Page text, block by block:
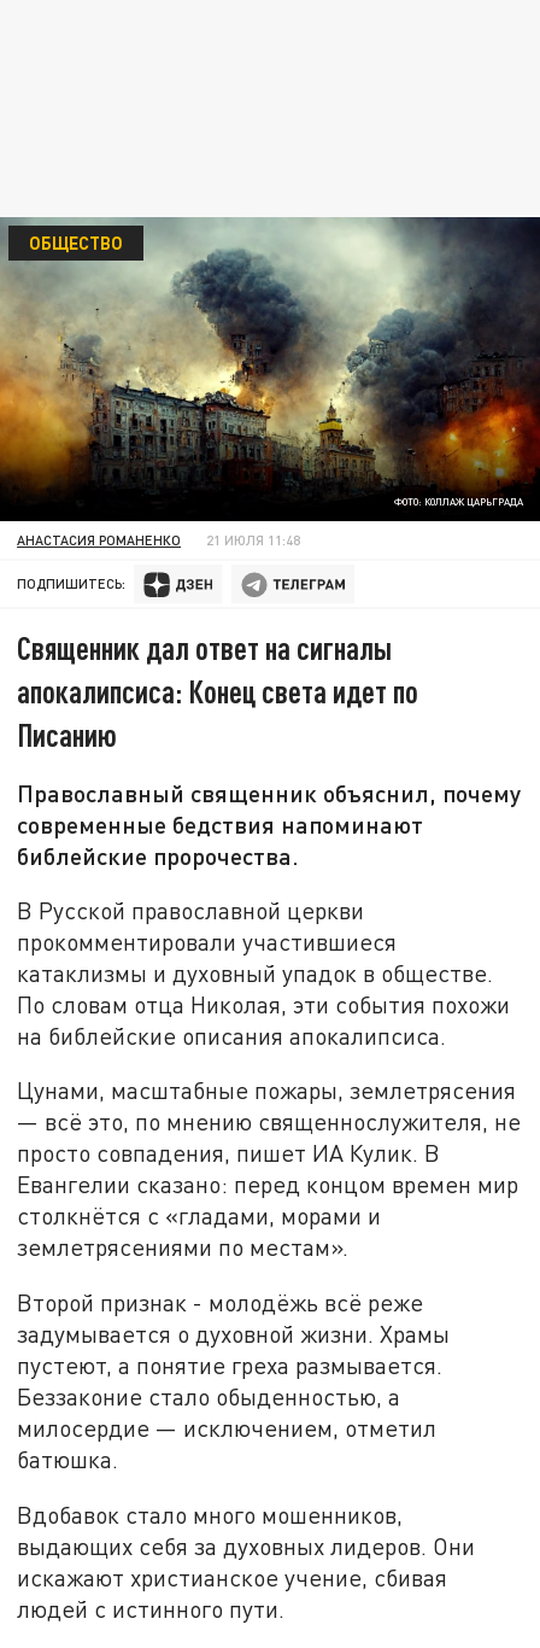
ФОТО: КОЛЛАЖ ЦАРЬГРАДА
ОБЩЕСТВО
АНАСТАСИЯ РОМАНЕНКО 21 ИЮЛЯ 11:48
ПОДПИШИТЕСЬ:
Священник дал ответ на сигналы
апокалипсиса: Конец света идет по
Писанию
Православный священник объяснил, почему
современные бедствия напоминают
библейские пророчества.
В Русской православной церкви
прокомментировали участившиеся
катаклизмы и духовный упадок в обществе.
По словам отца Николая, эти события похожи
на библейские описания апокалипсиса.
Цунами, масштабные пожары, землетрясения
— всё это, по мнению священнослужителя, не
просто совпадения, пишет ИА Кулик. В
Евангелии сказано: перед концом времен мир
столкнётся с «гладами, морами и
землетрясениями по местам».
Второй признак - молодёжь всё реже
задумывается о духовной жизни. Храмы
пустеют, а понятие греха размывается.
Беззаконие стало обыденностью, а
милосердие — исключением, отметил
батюшка.
Вдобавок стало много мошенников,
выдающих себя за духовных лидеров. Они
искажают христианское учение, сбивая
людей с истинного пути.